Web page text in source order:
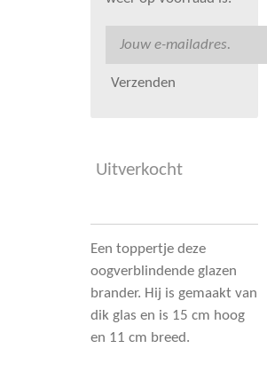
Verzenden
Uitverkocht
Een toppertje deze
oogverblindende glazen
brander. Hij is gemaakt van
dik glas en is 15 cm hoog
en 11 cm breed.